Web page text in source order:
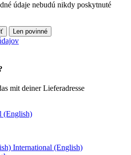
údaje nebudú nikdy poskytnuté
Len povinné
mit deiner Lieferadresse
(English)
International (English)